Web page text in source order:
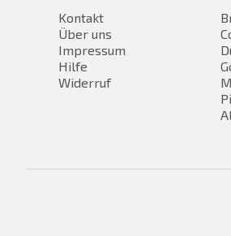
Kontakt
Über uns
Impressum
Hilfe
Widerruf